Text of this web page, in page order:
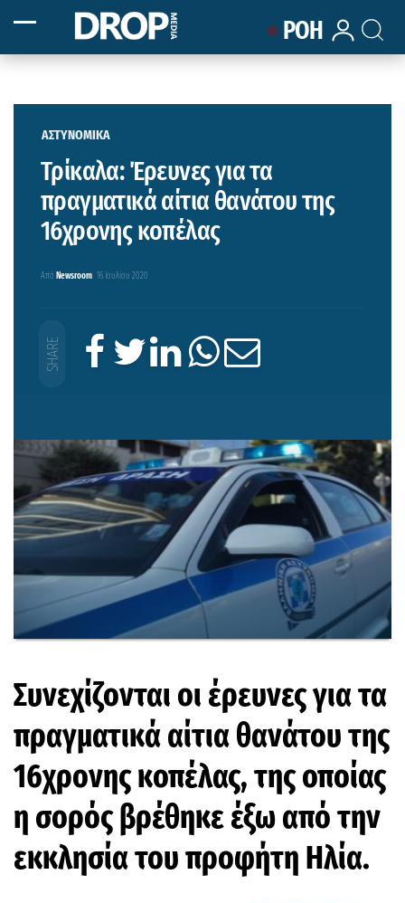
ΡΟΗ
ΑΣΤΥΝΟΜΙΚΑ
Τρίκαλα: Έρευνες για τα
πραγματικά αίτια θανάτου της
16χρονης κοπέλας
Από Newsroom 16 Ιουλίου 2020
Συνεχίζονται οι έρευνες για τα
πραγματικά αίτια θανάτου της
16χρονης κοπέλας, της οποίας
η σορός βρέθηκε έξω από την
εκκλησία του προφήτη Ηλία.